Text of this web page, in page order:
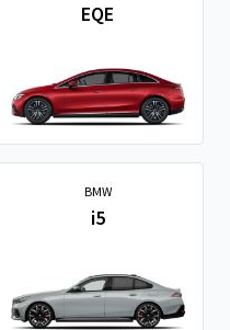
EQE
BMW
i5